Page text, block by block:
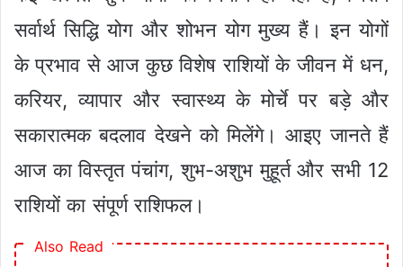
सर्वार्थ सिद्धि योग और शोभन योग मुख्य हैं। इन योगों
के प्रभाव से आज कुछ विशेष राशियों के जीवन में धन,
करियर, व्यापार और स्वास्थ्य के मोर्चे पर बड़े और
सकारात्मक बदलाव देखने को मिलेंगे। आइए जानते हैं
आज का विस्तृत पंचांग, शुभ-अशुभ मुहूर्त और सभी 12
राशियों का संपूर्ण राशिफल।
Also Read